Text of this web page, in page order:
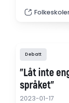
Og
de gør
Debatt
"Låt inte
språket"
2023-01-17